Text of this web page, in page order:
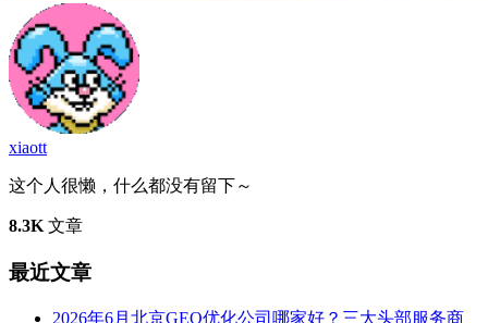
xiaott
这个人很懒，什么都没有留下～
8.3K 文章
最近文章
2026年6月北京GEO优化公司哪家好？三大头部服务商